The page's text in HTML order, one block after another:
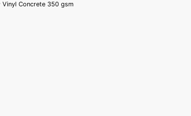
Concrete 350 gsm